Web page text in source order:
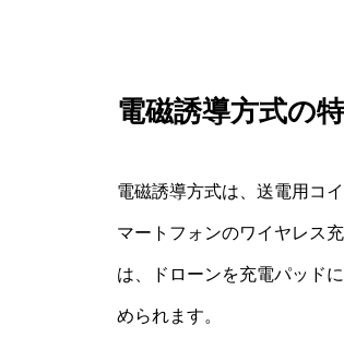
電磁誘導方式の
電磁誘導方式は、送電用コ
マートフォンのワイヤレス
は、ドローンを充電パッド
められます。